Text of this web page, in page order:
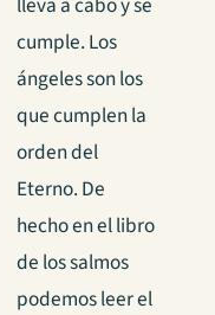
cumple. Los
ángeles son los
que cumplen la
orden del
Eterno. De
hecho en el libro
de los salmos
podemos leer el